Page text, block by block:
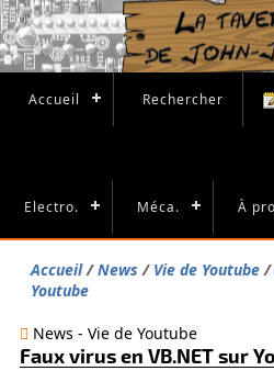
Accueil Rechercher
Electro. Méca. À
Accueil News Vie de Youtube
Youtube
News - Vie de Youtube
Faux virus en VB.NET sur